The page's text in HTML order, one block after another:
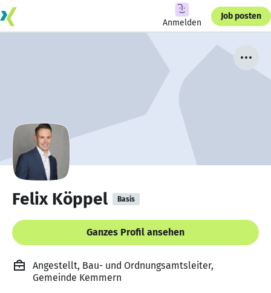
Anmelden
Job posten
Felix Köppel Basis
Ganzes Profil ansehen
Angestellt, Bau- und Ordnungsamtsleiter,
Gemeinde Kemmern